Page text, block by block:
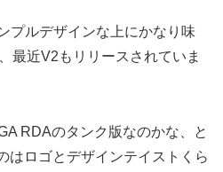
プルデザインな上にかなり味
最近V2もリリースされていま
RDAのタンク版なのかな、と
はロゴとデザインテイストくら